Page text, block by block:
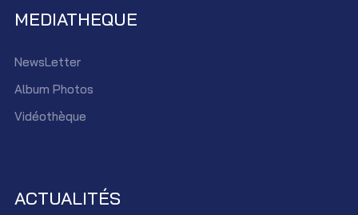
MEDIATHEQUE
NewsLetter
Album Photos
Vidéothèque
ACTUALITÉS